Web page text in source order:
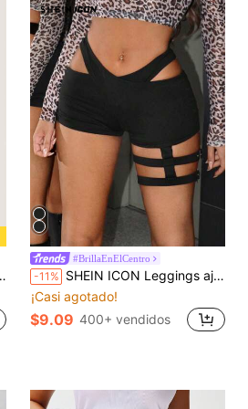
#BrillaEnElCentro
-11% SHEIN ICON Leggings ajustados para mujer con detalle de amarre cruzado en la cintura en forma de V
¡Casi agotado!
$9.09 400+ vendidos